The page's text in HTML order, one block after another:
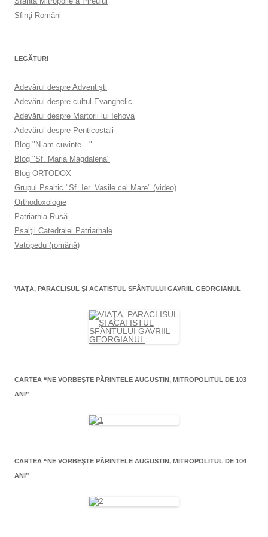
Sfinţi Români
LEGĂTURI
Adevărul despre Adventişti
Adevărul despre cultul Evanghelic
Adevărul despre Martorii lui Iehova
Adevărul despre Penticostali
Blog "N-am cuvinte…"
Blog "Sf. Maria Magdalena"
Blog ORTODOX
Grupul Psaltic "Sf. Ier. Vasile cel Mare" (video)
Orthodoxologie
Patriarhia Rusă
Psalţii Catedralei Patriarhale
Vatopedu (română)
VIAŢA, PARACLISUL ŞI ACATISTUL SFÂNTULUI GAVRIIL GEORGIANUL
CARTEA “NE VORBEŞTE PĂRINTELE AUGUSTIN, MITROPOLITUL DE 103
ANI”
CARTEA “NE VORBEŞTE PĂRINTELE AUGUSTIN, MITROPOLITUL DE 104
ANI”